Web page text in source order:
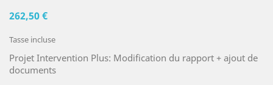
262,50 €
Tasse incluse
Projet Intervention Plus: Modification du rapport + ajout de
documents